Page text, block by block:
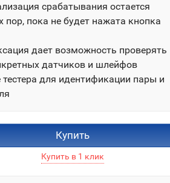
срабатывания остается
пор, пока не будет нажата кнопка
дает возможность проверять
датчиков и шлейфов
для идентификации пары и
Купить